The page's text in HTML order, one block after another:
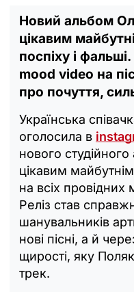
Новий альбом
цікавим
поспіху і
mood video на
про почуття,
Українська
оголосила в
нового
цікавим
на всіх
Реліз став
шанувальників
нові пісні, а й
щирості, яку
трек.